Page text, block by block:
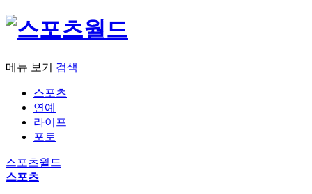
메뉴 보기 검색
스포츠
연예
라이프
포토
스포츠월드
스포츠